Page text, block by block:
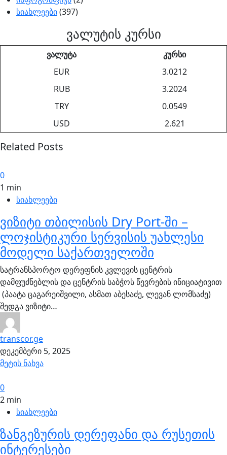
სიახლეები(397)
ვალუტის კურსი
ვალუტა
კურსი
EUR
3.0212
RUB
3.2024
TRY
0.0549
USD
2.621
Related Posts
0
1 min
სიახლეები
ვიზიტი თბილისის Dry Port-ში –
ლოჯისტიკური სერვისის უახლესი
მოდელი საქართველოში
სატრანსპორტო დერეფნის კვლევის ცენტრის
დამფუძნებლის და ცენტრის საბჭოს წევრების ინიციატივით
(პაატა ცაგარეიშვილი, ასმათ აბესაძე, ლევან ლომსაძე)
შედგა ვიზიტი…
transcor.ge
დეკემბერი 5, 2025
მეტის ნახვა
0
2 min
სიახლეები
ზანგეზურის დერეფანი და რუსეთის
ინტერესები